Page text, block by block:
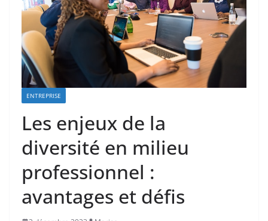
ENTREPRISE
Les enjeux de la
diversité en milieu
professionnel :
avantages et défis